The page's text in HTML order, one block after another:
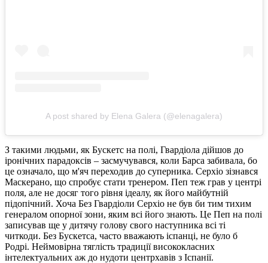
A post shared by Elena Galera (@elenagalera)
З такими людьми, як Бускетс на полі, Гвардіола дійшов до
іронічних парадоксів – засмучувався, коли Барса забивала, бо
це означало, що м'яч переходив до суперника. Серхіо зізнався
Маскерано, що спробує стати тренером. Пеп теж грав у центрі
поля, але не досяг того рівня ідеалу, як його майбутній
підопічний. Хоча Без Гвардіоли Серхіо не був би тим тихим
генералом опорної зони, яким всі його знають. Це Пеп на полі
записував ще у дитячу голову свого наступника всі ті
читкоди. Без Бускетса, часто вважають іспанці, не було б
Родрі. Неймовірна тяглість традиції висококласних
інтелектуальних аж до нудоти центрхавів з Іспанії.